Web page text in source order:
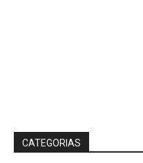
CATEGORIAS